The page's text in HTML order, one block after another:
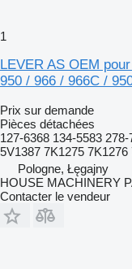
1
LEVER AS OEM
950 / 966 / 966C /
Prix sur demande
Pièces détachées
127-6368 134-5583
5V1387 7K1275
Pologne, Łęgajny
HOUSE MACHINERY
Contacter le vendeur